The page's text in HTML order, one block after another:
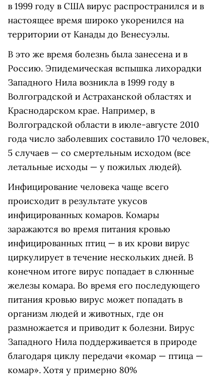
в 1999 году в США вирус распространился и в
настоящее время широко укоренился на
территории от Канады до Венесуэлы.
В это же время болезнь была занесена и в
Россию. Эпидемическая вспышка лихорадки
Западного Нила возникла в 1999 году в
Волгоградской и Астраханской областях и
Краснодарском крае. Например, в
Волгоградской области в июле-августе 2010
года число заболевших составило 170 человек,
5 случаев — со смертельным исходом (все
летальные исходы — у пожилых людей).
Инфицирование человека чаще всего
происходит в результате укусов
инфицированных комаров. Комары
заражаются во время питания кровью
инфицированных птиц — в их крови вирус
циркулирует в течение нескольких дней. В
конечном итоге вирус попадает в слюнные
железы комара. Во время его последующего
питания кровью вирус может попадать в
организм людей и животных, где он
размножается и приводит к болезни. Вирус
Западного Нила поддерживается в природе
благодаря циклу передачи «комар — птица —
комар». Хотя у примерно 80%